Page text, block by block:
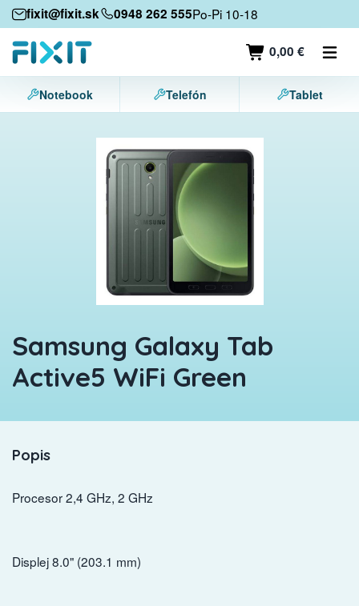
fixit@fixit.sk 0948 262 555Po-Pi 10-18
0,00 €
Mobilné zariadenia
Mobilné telefóny
Tablety
Herné konzoly
Príslušenstvo
Notebook Telefón Tablet
Samsung Galaxy Tab
Active5 WiFi Green
Popis
Procesor 2,4 GHz, 2 GHz
Displej 8.0" (203.1 mm)